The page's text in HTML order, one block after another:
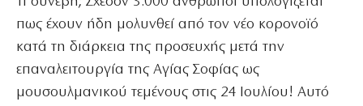
πως έχουν ήδη μολυνθεί από τον νέο κορονοϊό
κατά τη διάρκεια της προσευχής μετά την
επαναλειτουργία της Αγίας Σοφίας ως
μουσουλμανικού τεμένους στις 24 Ιουλίου! Αυτό